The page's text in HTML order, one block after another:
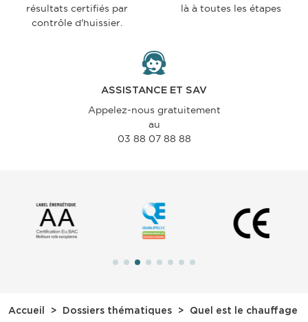
résultats certifiés par
contrôle d'huissier.
là à toutes les étapes
ASSISTANCE ET SAV
Appelez-nous gratuitement
au
03 88 07 88 88
Accueil Dossiers thématiques
Quel est le chauffage